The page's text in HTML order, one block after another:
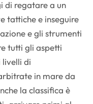
di regatare a un
tattiche e inseguire
e gli strumenti
tutti gli aspetti
livelli di
in mare da
la classifica è